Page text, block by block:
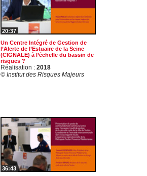
20:37
Un Centre Intégré de Gestion de
l’Alerte de l’Estuaire de la Seine
(CIGNALE) à l’échelle du bassin de
risques ?
Réalisation : 2018
© Institut des Risques Majeurs
36:43